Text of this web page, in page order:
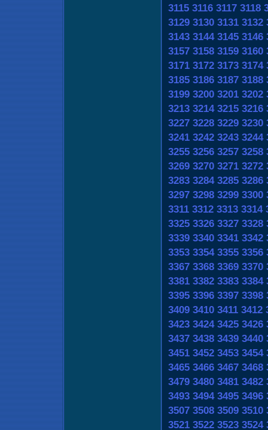
3115 3116 3117 3118
3129 3130 3131 3132
3143 3144 3145 3146
3157 3158 3159 3160
3171 3172 3173 3174
3185 3186 3187 3188
3199 3200 3201 3202
3213 3214 3215 3216
3227 3228 3229 3230
3241 3242 3243 3244
3255 3256 3257 3258
3269 3270 3271 3272
3283 3284 3285 3286
3297 3298 3299 3300
3311 3312 3313 3314
3325 3326 3327 3328
3339 3340 3341 3342
3353 3354 3355 3356
3367 3368 3369 3370
3381 3382 3383 3384
3395 3396 3397 3398
3409 3410 3411 3412
3423 3424 3425 3426
3437 3438 3439 3440
3451 3452 3453 3454
3465 3466 3467 3468
3479 3480 3481 3482
3493 3494 3495 3496
3507 3508 3509 3510
3521 3522 3523 3524